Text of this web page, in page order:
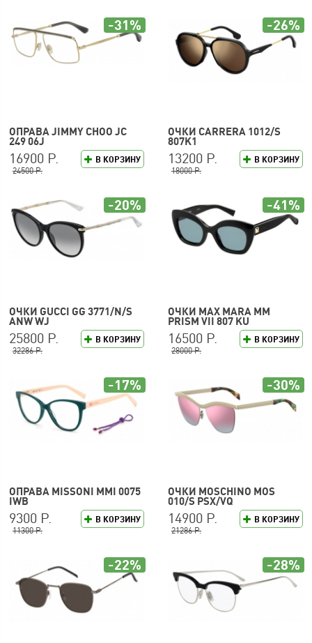
ОПРАВА JIMMY CHOO JC
249 06J
В КОРЗИНУ
16900 Р.
24500 Р.
-31%
ОЧКИ CARRERA 1012/S
807K1
В КОРЗИНУ
13200 Р.
18000 Р.
-26%
ОЧКИ GUCCI GG 3771/N/S
ANW WJ
В КОРЗИНУ
25800 Р.
32286 Р.
-20%
ОЧКИ MAX MARA MM
PRISM VII 807 KU
В КОРЗИНУ
16500 Р.
28000 Р.
-41%
ОПРАВА MISSONI MMI 0075
IWB
В КОРЗИНУ
9300 Р.
11300 Р.
-17%
ОЧКИ MOSCHINO MOS
010/S PSX/VQ
В КОРЗИНУ
14900 Р.
21286 Р.
-30%
-22% -28%